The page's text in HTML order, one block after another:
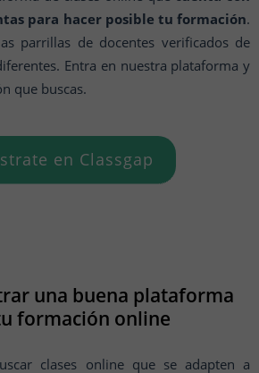
para hacer posible tu formación.
parrillas de docentes verificados de
Entra en nuestra plataforma y
que buscas.
en Classgap
una buena plataforma
formación online
clases online que se adapten a